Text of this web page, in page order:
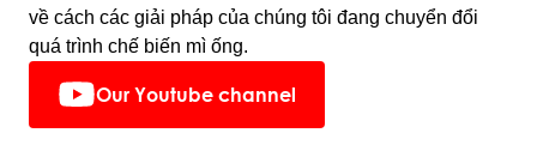
về cách các giải pháp của chúng tôi đang chuyển đổi
quá trình chế biến mì ống.
Our Youtube channel